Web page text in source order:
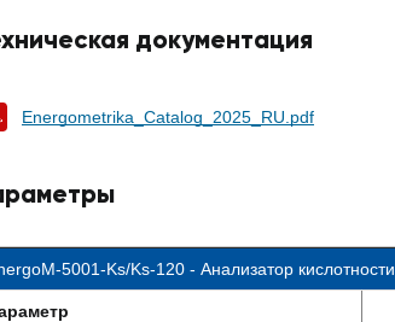
документация
Energometrika_Catalog_2025_RU.pdf
5001-Ks/Ks-120 - Анализатор